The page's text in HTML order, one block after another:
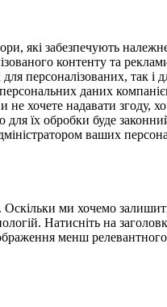
які забезпечують
контенту та
персоналізованих, так і
даних
хочете надавати згоду,
їх обробки буде
ваших
Оскільки ми хочемо
Натисніть на
менш